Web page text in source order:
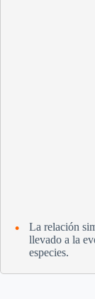
La relación
llevado a la
especies.